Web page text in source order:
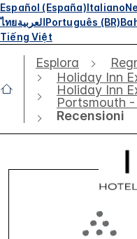
Español (España)Italiano
ไทยالعربيةPortuguês (BR)
Tiếng Việt
Esplora
Holiday Inn
Holiday Inn
Portsmouth
Recensioni